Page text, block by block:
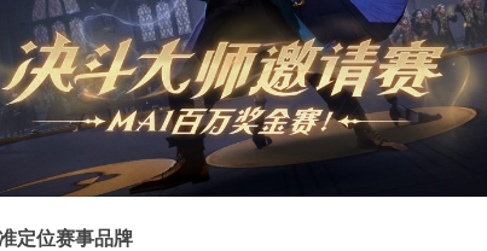
定位赛事品牌